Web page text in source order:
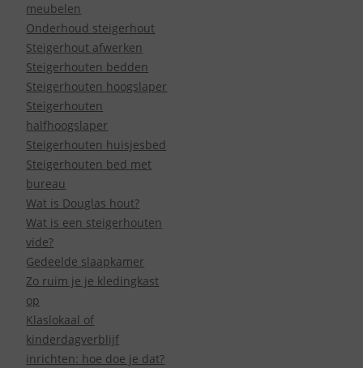
meubelen
Onderhoud steigerhout
Steigerhout afwerken
Steigerhouten bedden
Steigerhouten hoogslaper
Steigerhouten
halfhoogslaper
Steigerhouten huisjesbed
Steigerhouten bed met
bureau
Wat is Douglas hout?
Wat is een steigerhouten
vide?
Gedeelde slaapkamer
Zo ruim je je kledingkast
op
Klaslokaal of
kinderdagverblijf
inrichten: hoe doe je dat?